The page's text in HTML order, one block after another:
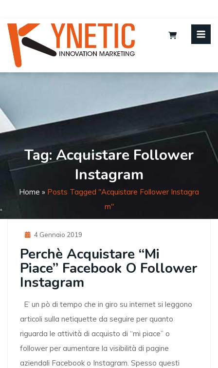
Tag: Acquistare Follower
Instagram
Home » Posts Tagged "acquistare Follower Instagra
M"
Posted
4 Gennaio 2019
Perchè Acquistare “Mi
Piace” Facebook O Follower
Instagram
E’ un pò di tempo che in giro su internet si leggono
articoli sulla netiquette da seguire per quanto
riguarda le attività di acquisto di “mi piace” o
follower per aumentare la visibilità di pagine
aziendali Facebook o Instagram. Spesso questi